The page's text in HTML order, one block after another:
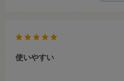
使いやすい